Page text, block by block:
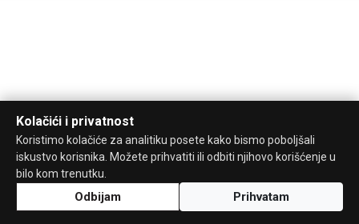
Kolačići i privatnost
Koristimo kolačiće za analitiku posete kako bismo poboljšali
iskustvo korisnika. Možete prihvatiti ili odbiti njihovo korišćenje u
bilo kom trenutku.
Odbijam Prihvatam